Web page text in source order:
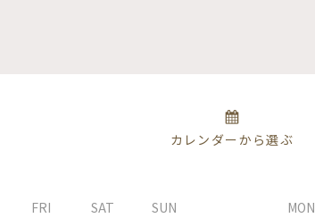
カレンダーから選ぶ
FRI SAT SUN MON